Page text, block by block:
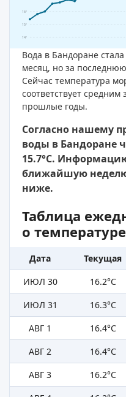
14°
15°
16°
Вода в Бандоране
месяц, но за
Сейчас температура
соответствует
прошлые годы.
Согласно нашему
воды в Бандоране
15.7°C.
ближайшую
ниже.
Таблица
о
Дата Текущая
ИЮЛ 30
16.2°C
ИЮЛ 31
16.3°C
АВГ 1
16.4°C
АВГ 2
16.4°C
АВГ 3
16.2°C